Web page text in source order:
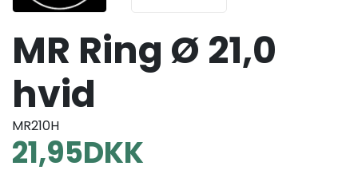
MR Ring Ø 21,0
hvid
MR210H
21,95DKK